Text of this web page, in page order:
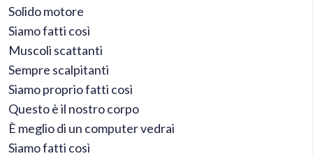
Solido motore
Siamo fatti così
Muscoli scattanti
Sempre scalpitanti
Siamo proprio fatti così
Questo è il nostro corpo
È meglio di un computer vedrai
Siamo fatti così